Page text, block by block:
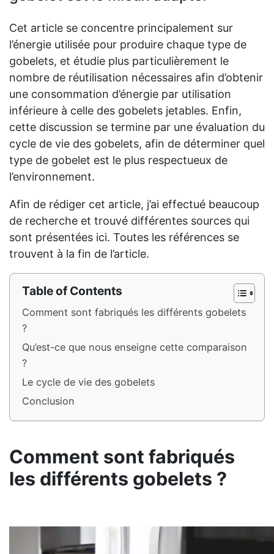
Cet article se concentre principalement sur
l’énergie utilisée pour produire chaque type de
gobelets, et étudie plus particulièrement le
nombre de réutilisation nécessaires afin d’obtenir
une consommation d’énergie par utilisation
inférieure à celle des gobelets jetables. Enfin,
cette discussion se termine par une évaluation du
cycle de vie des gobelets, afin de déterminer quel
type de gobelet est le plus respectueux de
l’environnement.
Afin de rédiger cet article, j’ai effectué beaucoup
de recherche et trouvé différentes sources qui
sont présentées ici. Toutes les références se
trouvent à la fin de l’article.
Table of Contents
Comment sont fabriqués les différents gobelets
?
Qu’est-ce que nous enseigne cette comparaison
?
Le cycle de vie des gobelets
Conclusion
Comment sont fabriqués
les différents gobelets ?